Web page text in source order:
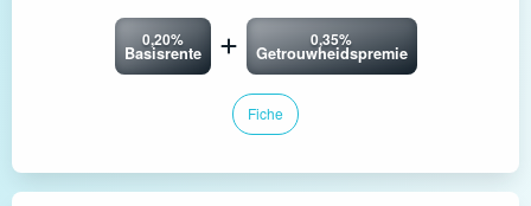
0,20%
Basisrente
0,35%
Getrouwheidspremie
Fiche